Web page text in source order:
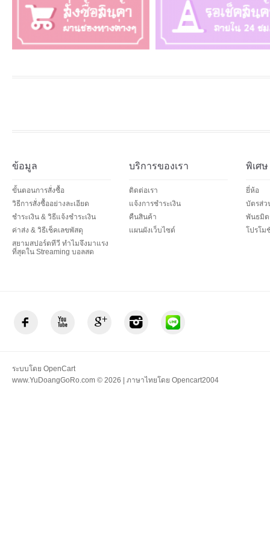
ข้อมูล
ขั้นตอนการสั่งซื้อ
วิธีการสั่งซื้ออย่างละเอียด
ชำระเงิน & วิธีแจ้งชำระเงิน
ค่าส่ง & วิธีเช็คเลขพัสดุ
สยามสปอร์ตทีวี ทำไมจึงมาแรง
ที่สุดใน Streaming บอลสด
บริการของเรา
ติดต่อเรา
แจ้งการชำระเงิน
คืนสินค้า
แผนผังเว็บไซต์
พิเศษ
ยี่ห้อ
บัตรส่ว
พันธมิต
โปรโม
ระบบโดย OpenCart
www.YuDoangGoRo.com © 2026 | ภาษาไทยโดย Opencart2004